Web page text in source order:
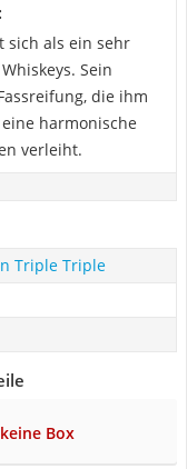
sich als ein sehr
Sein
die ihm
harmonische
verleiht.
Triple Triple
keine Box